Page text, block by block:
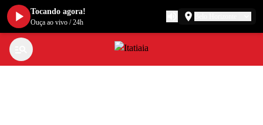
Tocando agora!
Ouça ao vivo /24h